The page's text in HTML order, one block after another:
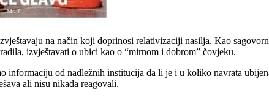
na način koji doprinosi relativizaciji nasilja. Kao
izvještavati o ubici kao o “mirnom i dobrom” čovjeku.
od nadležnih institucija da li je i u koliko navrata
ali nisu nikada reagovali.